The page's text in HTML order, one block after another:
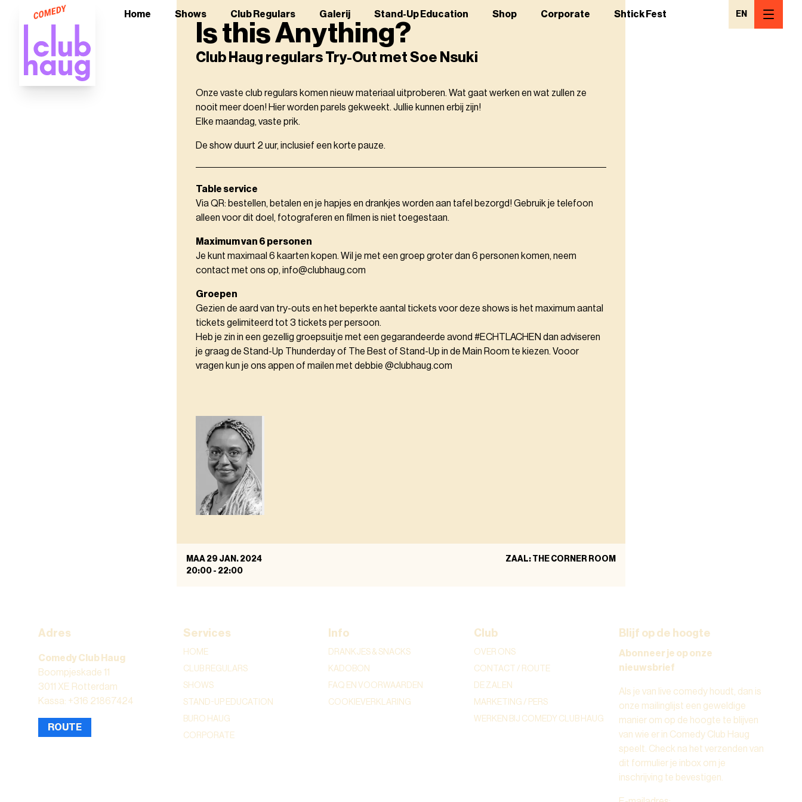
Home Shows Club Regulars Galerij Stand-Up Education Shop Corporate Shtick Fest EN
Is this Anything?
Club Haug regulars Try-Out met Soe Nsuki
Onze vaste club regulars komen nieuw materiaal uitproberen. Wat gaat werken en wat zullen ze
nooit meer doen! Hier worden parels gekweekt. Jullie kunnen erbij zijn!
Elke maandag, vaste prik.
De show duurt 2 uur, inclusief een korte pauze.
Table service
Via QR: bestellen, betalen en je hapjes en drankjes worden aan tafel bezorgd! Gebruik je telefoon
alleen voor dit doel, fotograferen en filmen is niet toegestaan.
Maximum van 6 personen
Je kunt maximaal 6 kaarten kopen. Wil je met een groep groter dan 6 personen komen, neem
contact met ons op, info@clubhaug.com
Groepen
Gezien de aard van try-outs en het beperkte aantal tickets voor deze shows is het maximum aantal
tickets gelimiteerd tot 3 tickets per persoon.
Heb je zin in een gezellig groepsuitje met een gegarandeerde avond #ECHTLACHEN dan adviseren
je graag de Stand-Up Thunderday of The Best of Stand-Up in de Main Room te kiezen. Vooor
vragen kun je ons appen of mailen met debbie @clubhaug.com
MAA 29 JAN. 2024
20:00 - 22:00
ZAAL: THE CORNER ROOM
Adres
Comedy Club Haug
Boompjeskade 11
3011 XE Rotterdam
Kassa: +316 21867424
ROUTE
Services
HOME
CLUB REGULARS
SHOWS
STAND-UP EDUCATION
BURO HAUG
CORPORATE
Info
DRANKJES & SNACKS
KADOBON
FAQ EN VOORWAARDEN
COOKIEVERKLARING
Club
OVER ONS
CONTACT / ROUTE
DE ZALEN
MARKETING / PERS
WERKEN BIJ COMEDY CLUB HAUG
Blijf op de hoogte
Abonneer je op onze
nieuwsbrief
Als je van live comedy houdt, dan is
onze mailinglijst een geweldige
manier om op de hoogte te blijven
van wie er in Comedy Club Haug
speelt. Check na het verzenden van
dit formulier je inbox om je
inschrijving te bevestigen.